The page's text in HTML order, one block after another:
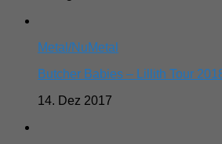
Metal/NuMetal
Butcher Babies – Lillith Tour
14. Dez 2017